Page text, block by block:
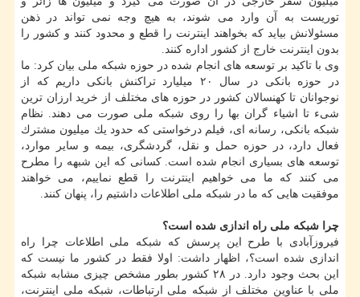
توریست به آن وارد می شوند، به هیچ وجه نمی تواند در ذهن
مسئولانش بیاید كه بخواهند اینترنت را قطع و محدود كنند و كشور را
بدون اینترنت خارج از كشور اداره كنند.
وی با تاكید بر توسعه های انجام شده در حوزه شبكه ملی بیان كرد: ما
در حوزه بانكی در سال ۲۰ میلیارد تراكنش بانكی داریم كه از
نوجوانان تا كهنسالان كشور در حوزه های مختلف از خرید ارزان ترین
شیء تا اشیاء گران بها را روی شبكه ملی صورت می دهند. نظام
شبكه بانكی، رسانه ای، فیلم درخواستی كه حدود یك میلیون مشترك
فعال دارد، در حوزه حمل و نقل، گردشگری، بیمه و سایر موارد،
توسعه های بسیاری انجام شده است. كسانی كه این شبهه را مطرح
می كنند كه ما می خواهیم اینترنت را قطع نماییم، می خواهند
موفقیت هایی كه ما در شبكه ملی اطلاعات داشتیم را، پنهان كنند.
چرا شبكه ملی راه اندازی شده است؟
فیروزآبادی با طرح این پرسش كه شبكه ملی اطلاعات چرا راه
اندازی شده است؟، اظهار داشت: اولا فقط در كشور ما نیست كه
این بحث وجود دارد. در ۲۸ كشور بطور مشخص چیزی مشابه شبكه
ملی با عناوین مختلف از شبكه ملی ارتباطات، شبكه ملی اینترنت،